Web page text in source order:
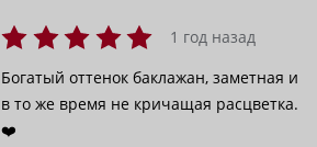
1 год назад
Богатый оттенок баклажан, заметная и
в то же время не кричащая расцветка.
❤️